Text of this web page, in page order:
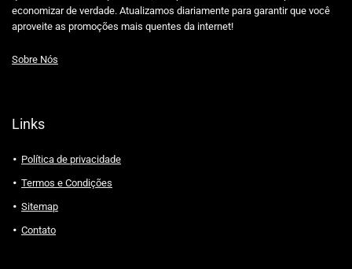
economizar de verdade. Atualizamos diariamente para garantir que você
aproveite as promoções mais quentes da internet!
Sobre Nós
Links
Política de privacidade
Termos e Condições
Sitemap
Contato